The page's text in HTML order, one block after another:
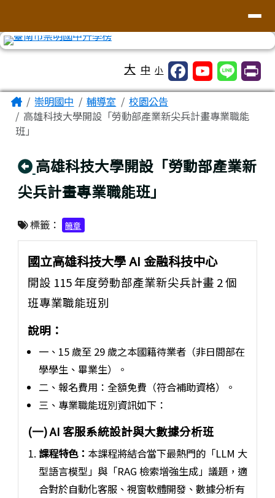
大 中 小
主內容區域
Home崇明國中 輔導室
校園公告
高雄科技大學開設「勞動部產業新尖兵計畫專業職能
班」
回上頁
高雄科技大學開設「勞動部產業新
尖兵計畫專業職能班」
標籤： 簡章
國立高雄科技大學 AI 金融科技中心
開設 115 年度勞動部產業新尖兵計畫 2 個
班專業職能班別
說明：
一、15 歲至 29 歲之本國籍待業者（非日間部在
學學生、畢業生）。
二、報名費用：全額免費（符合補助資格）。
三、專業職能班別資訊如下：
(一) AI 客服系統設計與大數據分析班
課程特色： 本課程將結合當下最熱門的「LLM 大
型語言模型」與「RAG 檢索增強生成」議題，適
合對於自動化客服、視窗軟體開發、數據分析有
頁尾區域